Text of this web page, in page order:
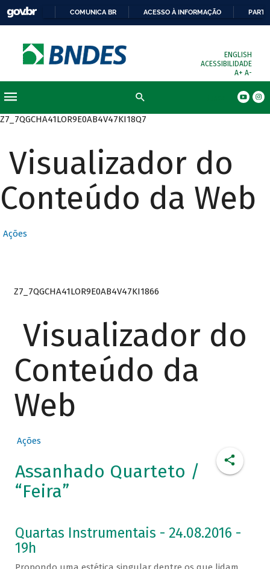
COMUNICA BR ACESSO À INFORMAÇÃO
ENGLISH
ACESSIBILIDADE
A+ A-
Z7_7QGCHA41LOR9E0AB4V47KI18Q7
Visualizador do
Conteúdo da Web
Ações
Z7_7QGCHA41LOR9E0AB4V47KI1866
Visualizador do
Conteúdo da
Web
Ações
Assanhado Quarteto /
“Feira”
Quartas Instrumentais - 24.08.2016 -
19h